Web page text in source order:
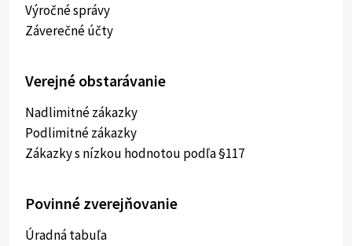
Výročné správy
Záverečné účty
Verejné obstarávanie
Nadlimitné zákazky
Podlimitné zákazky
Zákazky s nízkou hodnotou podľa §117
Povinné zverejňovanie
Úradná tabuľa